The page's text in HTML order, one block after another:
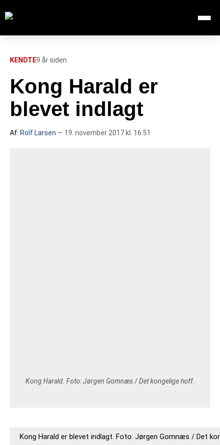
Åbn
FORSIDE
112
KENDTE9 år siden
Kong Harald er
blevet indlagt
Af: Rolf Larsen — 19. november 2017 kl. 16:51
Kong Harald. Foto: Jørgen Gomnæs / Det kongelige hoff.
Kong Harald er blevet indlagt. Foto: Jørgen Gomnæs / Det